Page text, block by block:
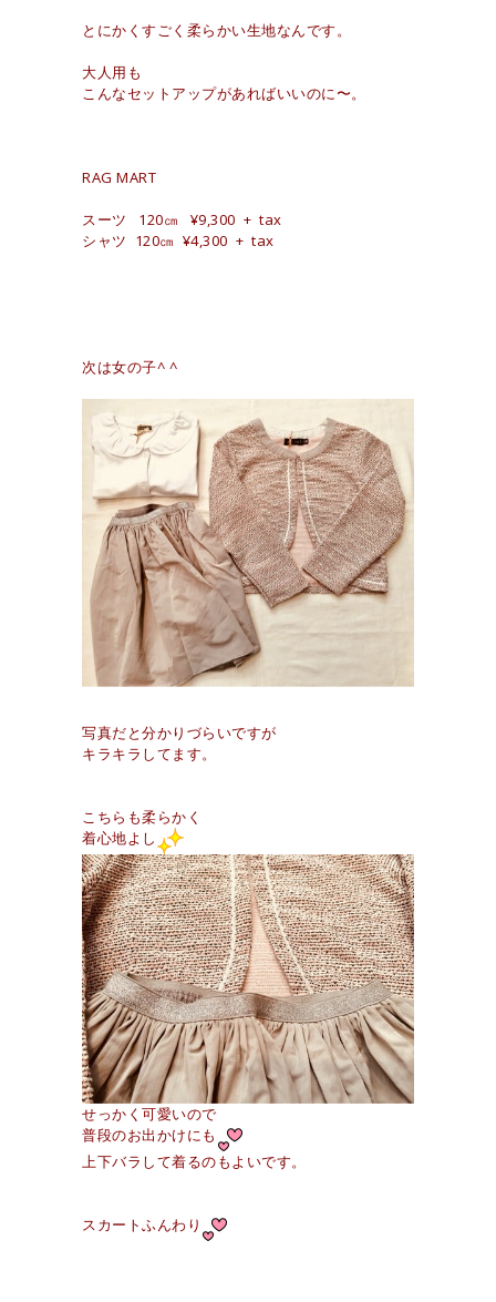
とにかくすごく柔らかい生地なんです。
大人用も
こんなセットアップがあればいいのに〜。
RAG MART
スーツ 120㎝ ¥9,300 + tax
シャツ 120㎝ ¥4,300 + tax
次は女の子^ ^
写真だと分かりづらいですが
キラキラしてます。
こちらも柔らかく
着心地よし
せっかく可愛いので
普段のお出かけにも
上下バラして着るのもよいです。
スカートふんわり